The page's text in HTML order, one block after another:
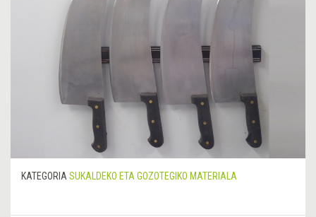
KATEGORIA SUKALDEKO ETA GOZOTEGIKO MATERIALA